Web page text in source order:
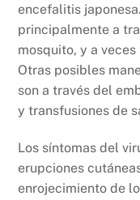
encefalitis
principalmente a
mosquito, y a
Otras posibles
son a través del
y transfusiones de
Los síntomas del
erupciones
enrojecimiento de